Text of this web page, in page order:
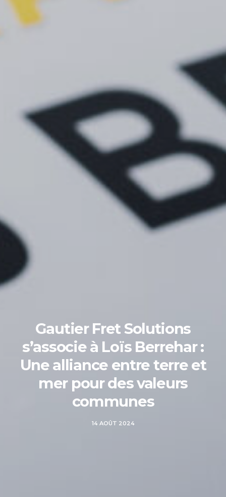
Gautier Fret Solutions
s’associe à Loïs Berrehar :
Une alliance entre terre et
mer pour des valeurs
communes
14 AOÛT 2024